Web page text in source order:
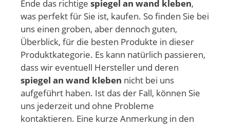
Ende das richtige spiegel an wand kleben,
was perfekt für Sie ist, kaufen. So finden Sie bei
uns einen groben, aber dennoch guten,
Überblick, für die besten Produkte in dieser
Produktkategorie. Es kann natürlich passieren,
dass wir eventuell Hersteller und deren
spiegel an wand kleben nicht bei uns
aufgeführt haben. Ist das der Fall, können Sie
uns jederzeit und ohne Probleme
kontaktieren. Eine kurze Anmerkung in den